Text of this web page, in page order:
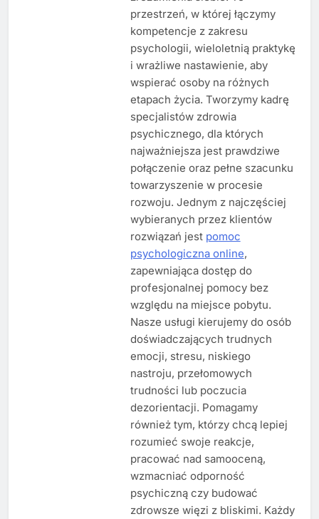
przestrzeń, w której łączymy
kompetencje z zakresu
psychologii, wieloletnią praktykę
i wrażliwe nastawienie, aby
wspierać osoby na różnych
etapach życia. Tworzymy kadrę
specjalistów zdrowia
psychicznego, dla których
najważniejsza jest prawdziwe
połączenie oraz pełne szacunku
towarzyszenie w procesie
rozwoju. Jednym z najczęściej
wybieranych przez klientów
rozwiązań jest pomoc
psychologiczna online,
zapewniająca dostęp do
profesjonalnej pomocy bez
względu na miejsce pobytu.
Nasze usługi kierujemy do osób
doświadczających trudnych
emocji, stresu, niskiego
nastroju, przełomowych
trudności lub poczucia
dezorientacji. Pomagamy
również tym, którzy chcą lepiej
rozumieć swoje reakcje,
pracować nad samooceną,
wzmacniać odporność
psychiczną czy budować
zdrowsze więzi z bliskimi. Każdy